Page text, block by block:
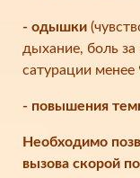
- одышки
дыхание, боль
сатурации менее
- повышения
Необходимо
вызова скорой